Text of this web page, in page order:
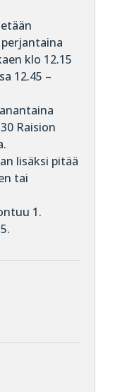
klo 12.15
12.45 –
Raision
lisäksi pitää
tai
1.